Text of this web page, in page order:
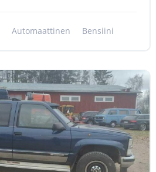
Automaattinen Bensiini